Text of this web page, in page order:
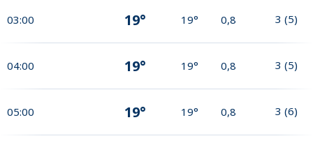
03:00 19° 19° 0,8 3 (5)
04:00 19° 19° 0,8 3 (5)
05:00 19° 19° 0,8 3 (6)